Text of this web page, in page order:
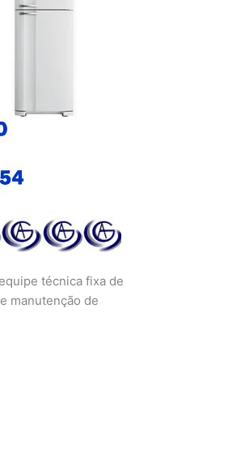
técnica fixa de
manutenção de